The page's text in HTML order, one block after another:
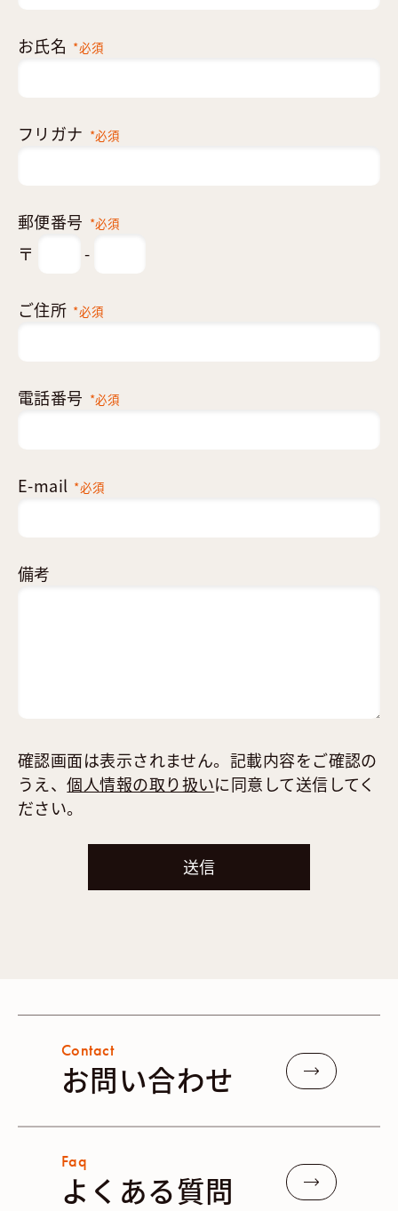
お氏名 *必須
フリガナ *必須
郵便番号 *必須
〒 -
ご住所 *必須
電話番号 *必須
E-mail *必須
備考
確認画面は表示されません。記載内容をご確認の
うえ、個人情報の取り扱いに同意して送信してく
ださい。
Contact
お問い合わせ
Faq
よくある質問